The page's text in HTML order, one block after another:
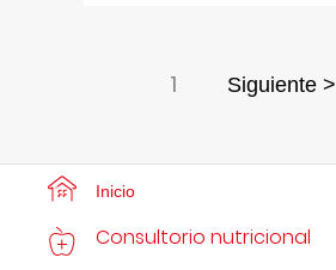
1 Siguiente >
Inicio
Consultorio nutricional